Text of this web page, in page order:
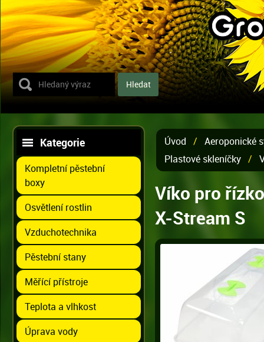
Kategorie
Kompletní pěstební
boxy
Osvětlení rostlin
Vzduchotechnika
Pěstební stany
Měřící přístroje
Teplota a vlhkost
Úprava vody
Úvod / Aeroponické
Plastové skleníčky /
Víko pro
X-Stream S